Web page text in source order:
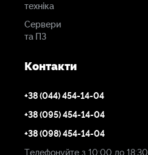
техніка
Сервери
та ПЗ
Контакти
+38 (044) 454-14-04
+38 (095) 454-14-04
+38 (098) 454-14-04
Телефонуйте з 10:00 до 18:30